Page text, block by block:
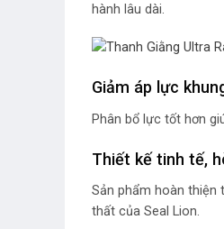
hành lâu dài.
Giảm áp lực
Phân bổ lực tốt hơn
Thiết kế tinh tế,
Sản phẩm hoàn thiện
thất của Seal Lion.